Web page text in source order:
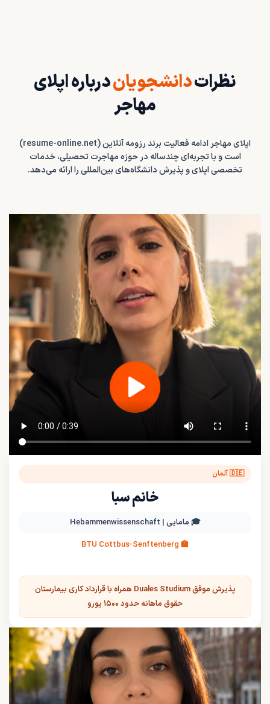
نظراتدانشجویاندرباره اپلای
مهاجر
اپلای مهاجر ادامه فعالیت برندرزومه آنلاین (resume-online.net)
است و با تجربه‌ای چندساله در حوزه مهاجرت تحصیلی، خدمات
تخصصی اپلای و پذیرش دانشگاه‌های بین‌المللی را ارائه می‌دهد.
🇩🇪 آلمان
خانم سبا
🎓 مامایی | Hebammenwissenschaft
🏫 BTU Cottbus-Senftenberg
پذیرش موفق Duales Studium همراه با قرارداد کاری بیمارستان
حقوق ماهانه حدود ۱۵۰۰ یورو